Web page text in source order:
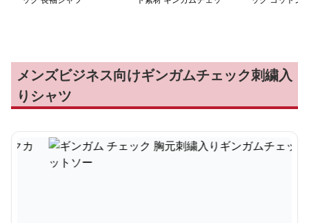
メンズビジネス向けギンガムチェック刺繍入
りシャツ